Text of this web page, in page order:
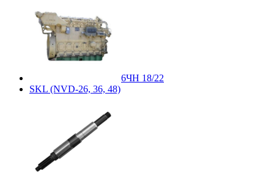
6ЧН 18/22
SKL (NVD-26, 36, 48)